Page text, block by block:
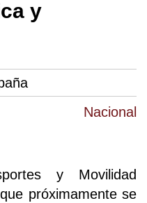
Nacional
y
y Movilidad
próximamente se